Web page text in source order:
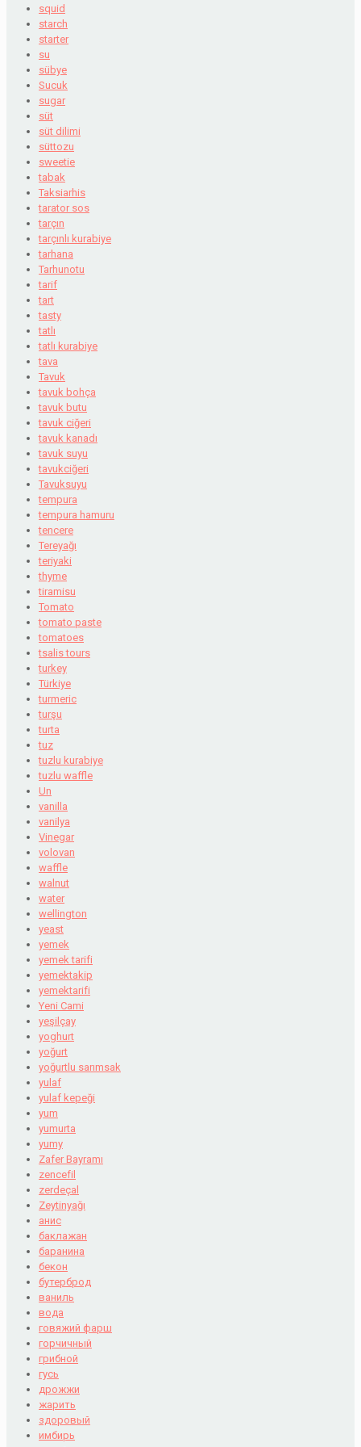
squid
starch
starter
su
sübye
Sucuk
sugar
süt
süt dilimi
süttozu
sweetie
tabak
Taksiarhis
tarator sos
tarçın
tarçınlı kurabiye
tarhana
Tarhunotu
tarif
tart
tasty
tatlı
tatlı kurabiye
tava
Tavuk
tavuk bohça
tavuk butu
tavuk ciğeri
tavuk kanadı
tavuk suyu
tavukciğeri
Tavuksuyu
tempura
tempura hamuru
tencere
Tereyağı
teriyaki
thyme
tiramisu
Tomato
tomato paste
tomatoes
tsalis tours
turkey
Türkiye
turmeric
turşu
turta
tuz
tuzlu kurabiye
tuzlu waffle
Un
vanilla
vanilya
Vinegar
volovan
waffle
walnut
water
wellington
yeast
yemek
yemek tarifi
yemektakip
yemektarifi
Yeni Cami
yeşilçay
yoghurt
yoğurt
yoğurtlu sarımsak
yulaf
yulaf kepeği
yum
yumurta
yumy
Zafer Bayramı
zencefil
zerdeçal
Zeytinyağı
анис
баклажан
баранина
бекон
бутерброд
ваниль
вода
говяжий фарш
горчичный
грибной
гусь
дрожжи
жарить
здоровый
имбирь